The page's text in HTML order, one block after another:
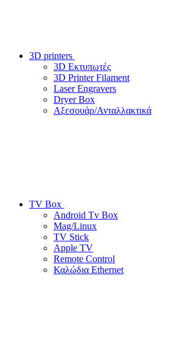
3D printers
3D Εκτυπωτές
3D Printer Filament
Laser Engravers
Dryer Box
Αξεσουάρ/Ανταλλακτικά
TV Box
Android Tv Box
Mag/Linux
TV Stick
Apple TV
Remote Control
Καλώδια Ethernet